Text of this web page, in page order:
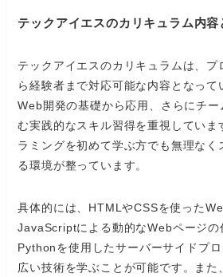
テックアイエスのカリキュラム内容
テックアイエスのカリキュラムは、プ
ら経験者まで対応可能な内容となって
Web開発の基礎から応用、さらにチ
む実践的なスキル習得を重視していま
ラミングを初めて学ぶ方でも無理なく
る環境が整っています。
具体的には、HTMLやCSSを使った
JavaScriptによる動的なWebページの
Pythonを使用したサーバーサイドプ
広い技術を学ぶことが可能です。また